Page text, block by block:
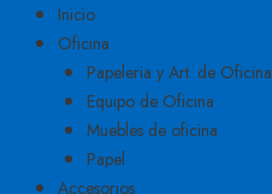
Inicio
Oficina
Papeleria y Art. de Oficina
Equipo de Oficina
Muebles de oficina
Papel
Accesorios